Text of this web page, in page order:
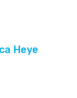
Heye